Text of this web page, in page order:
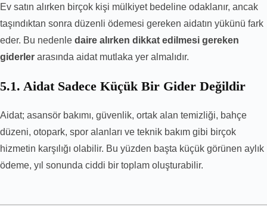
Ev satın alırken birçok kişi mülkiyet bedeline odaklanır, ancak
taşındıktan sonra düzenli ödemesi gereken aidatın yükünü fark
eder. Bu nedenle daire alırken dikkat edilmesi gereken
giderler arasında aidat mutlaka yer almalıdır.
5.1. Aidat Sadece Küçük Bir Gider Değildir
Aidat; asansör bakımı, güvenlik, ortak alan temizliği, bahçe
düzeni, otopark, spor alanları ve teknik bakım gibi birçok
hizmetin karşılığı olabilir. Bu yüzden başta küçük görünen aylık
ödeme, yıl sonunda ciddi bir toplam oluşturabilir.